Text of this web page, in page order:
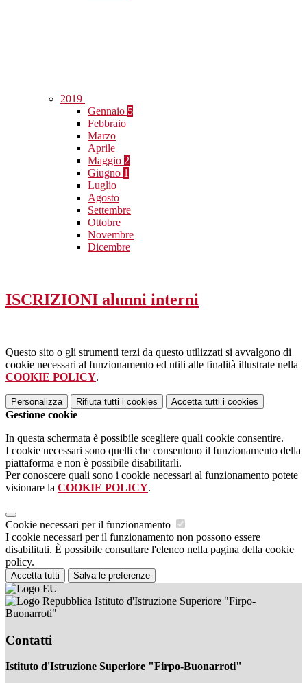
2019
Gennaio 5
Febbraio
Marzo
Aprile
Maggio 2
Giugno 1
Luglio
Agosto
Settembre
Ottobre
Novembre
Dicembre
ISCRIZIONI alunni interni
Questo sito o gli strumenti terzi da questo utilizzati si avvalgono di
cookie necessari al funzionamento ed utili alle finalità illustrate nella
COOKIE POLICY.
Personalizza Rifiuta tutti i cookies Accetta tutti i cookies
Gestione cookie
In questa schermata è possibile scegliere quali cookie consentire.
I cookie necessari sono quelli che consentono il funzionamento della
piattaforma e non è possibile disabilitarli.
Per conoscere quali sono i cookie necessari al funzionamento potete
visionare la COOKIE POLICY.
Cookie necessari per il funzionamento
I cookie necessari per il funzionamento non possono essere
disabilitati. È possibile consultare l'elenco nella pagina della cookie
policy.
Accetta tutti Salva le preferenze
Istituto d'Istruzione Superiore "Firpo-
Buonarroti"
Contatti
Istituto d'Istruzione Superiore "Firpo-Buonarroti"